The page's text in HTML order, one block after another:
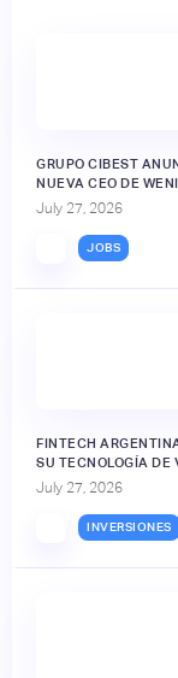
GRUPO CIBEST
NUEVA CEO DE
July 27, 2026
JOBS
FINTECH
SU TECNOLOGÍA DE
July 27, 2026
INVERSIONES